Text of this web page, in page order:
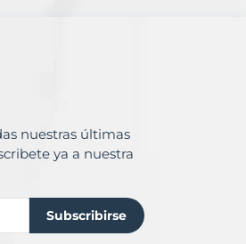
nuestras últimas
ya a nuestra
Subscribirse